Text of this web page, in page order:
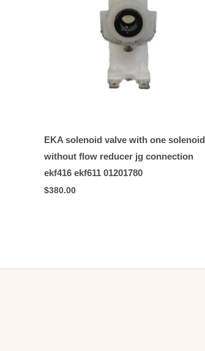
EKA solenoid valve with one solenoid
without flow reducer jg connection
ekf416 ekf611 01201780
$380.00